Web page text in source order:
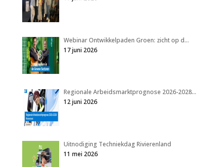
Webinar Ontwikkelpaden Groen: zicht op d…
17 juni 2026
Regionale Arbeidsmarktprognose 2026-2028…
12 juni 2026
Uitnodiging Techniekdag Rivierenland
11 mei 2026